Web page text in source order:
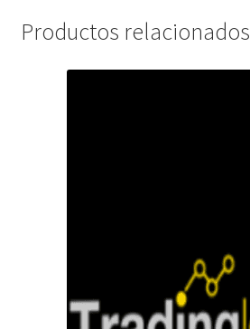
Productos relacionados